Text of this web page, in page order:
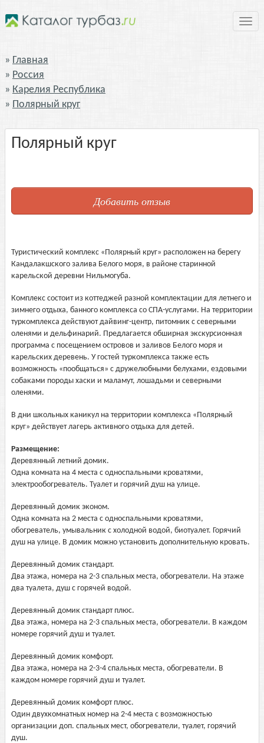
Главная
Россия
Карелия Республика
Полярный круг
Полярный круг
Добавить отзыв
Туристический комплекс «Полярный круг» расположен на берегу
Кандалакшского залива Белого моря, в районе старинной
карельской деревни Нильмогуба.
Комплекс состоит из коттеджей разной комплектации для летнего и
зимнего отдыха, банного комплекса со СПА-услугами. На территории
туркомплекса действуют дайвинг-центр, питомник с северными
оленями и дельфинарий. Предлагается обширная экскурсионная
программа с посещением островов и заливов Белого моря и
карельских деревень. У гостей туркомплекса также есть
возможность «пообщаться» с дружелюбными белухами, ездовыми
собаками породы хаски и маламут, лошадьми и северными
оленями.
В дни школьных каникул на территории комплекса «Полярный
круг» действует лагерь активного отдыха для детей.
Размещение:
Деревянный летний домик.
Одна комната на 4 места с односпальными кроватями,
электрообогреватель. Туалет и горячий душ на улице.
Деревянный домик эконом.
Одна комната на 2 места с односпальными кроватями,
обогреватель, умывальник с холодной водой, биотуалет. Горячий
душ на улице. В домик можно установить дополнительную кровать.
Деревянный домик стандарт.
Два этажа, номера на 2-3 спальных места, обогреватели. На этаже
два туалета, душ с горячей водой.
Деревянный домик стандарт плюс.
Два этажа, номера на 2-3 спальных места, обогреватели. В каждом
номере горячий душ и туалет.
Деревянный домик комфорт.
Два этажа, номера на 2-3-4 спальных места, обогреватели. В
каждом номере горячий душ и туалет.
Деревянный домик комфорт плюс.
Один двухкомнатных номер на 2-4 места с возможностью
организации доп. спальных мест, обогреватели, туалет, горячий
душ.